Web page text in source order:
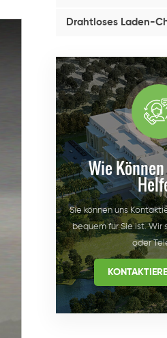
Drahtloses Laden-
Wie
Sie können uns
bequem für Sie ist. Wir
oder